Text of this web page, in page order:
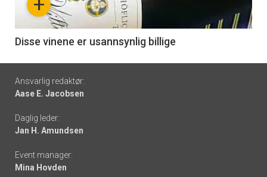
6
Disse vinene er usannsynlig billige
Footer
-
links
Ansvarlig redaktør:
Aase E. Jacobsen
Daglig leder:
Jan H. Amundsen
Event manager:
Mina Hovden